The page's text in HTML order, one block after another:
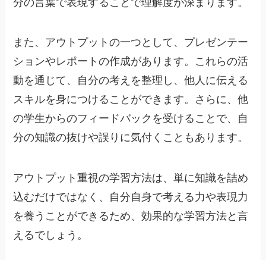
また、アウトプットの一つとして、プレゼンテー
ションやレポートの作成があります。これらの活
動を通じて、自分の考えを整理し、他人に伝える
スキルを身につけることができます。さらに、他
の学生からのフィードバックを受けることで、自
分の知識の抜けや誤りに気付くこともあります。
アウトプット重視の学習方法は、単に知識を詰め
込むだけではなく、自分自身で考える力や表現力
を養うことができるため、効果的な学習方法と言
えるでしょう。